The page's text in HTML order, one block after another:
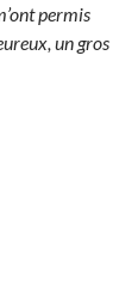
permis
un gros